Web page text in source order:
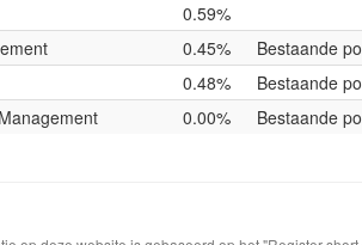
0.59%
0.45%
Bestaande
0.48%
Bestaande
0.00% Bestaande